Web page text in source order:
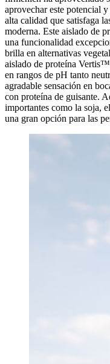
aprovechar este potencial
alta calidad que satisfaga
moderna. Este aislado de
una funcionalidad
brilla en alternativas
aislado de proteína
en rangos de pH tanto
agradable sensación en
con proteína de guisante.
importantes como la soja,
una gran opción para las